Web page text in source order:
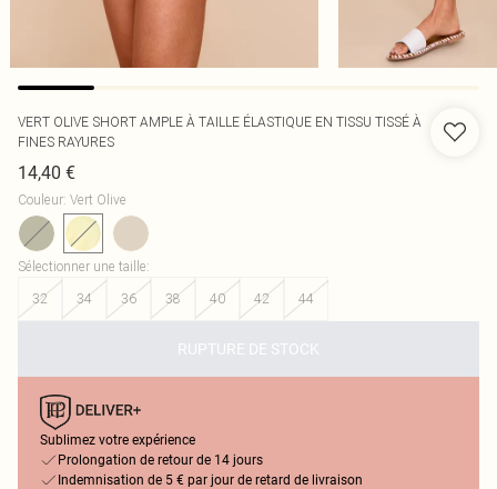
VERT OLIVE SHORT AMPLE À TAILLE ÉLASTIQUE EN TISSU TISSÉ À
FINES RAYURES
14,40 €
Couleur: Vert Olive
Sélectionner une taille:
32
34 36 38 40 42 44
RUPTURE DE STOCK
Sublimez votre expérience
Prolongation de retour de 14 jours
Indemnisation de 5 € par jour de retard de livraison